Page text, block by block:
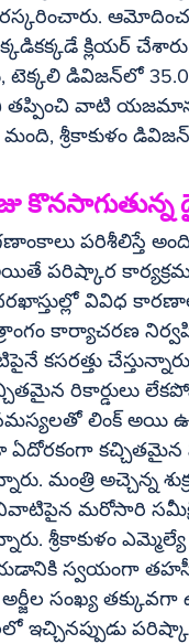
డివిజన్‌లో 34.219 ఎకరాలు, శ్రీకాకుళం డివిజన్‌లో
మొత్తం 87.43 ఎకరాల భూములను నిషేధిత భూముల
వాటి
పరిశీలిస్తే
అయితే పరిష్కార
వివిధ
కార్యాచరణ
కసరత్తు
రికార్డులు లేకపోవడం,
కచ్చితమైన
మంత్రి అచ్చెన్న
మరోసారి సమీక్షించడానికి
ఎమ్మెల్యే గొండు శంకర్‌ కూడా తన
ఆర్డీవోల చుట్టూ తిరగడం కనిపించింది.
సంఖ్య తక్కువగా